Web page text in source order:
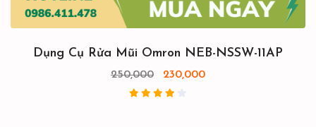
Dụng Cụ Rửa Mũi Omron NEB-NSSW-11AP
250,000 230,000